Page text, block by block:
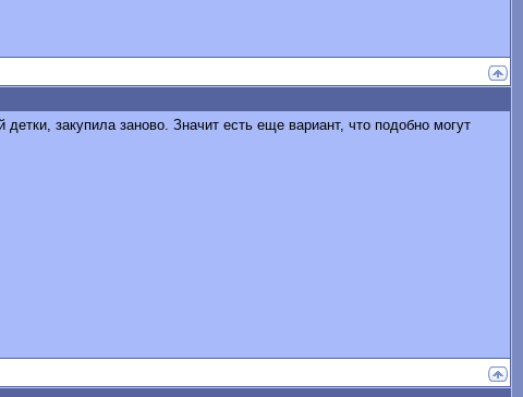
закупила заново. Значит есть еще вариант, что подобно могут